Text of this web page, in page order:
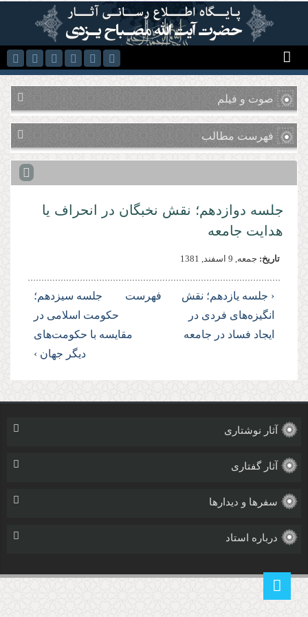
رفتن به محتوای اصلی
صوت و فیلم
فهرست مطالب
جلسه دوازدهم؛ نقش نخبگان در انحراف یا
هدایت جامعه
تاریخ: جمعه, 9 اسفند, 1381
‹ جلسه یازدهم؛ نقش
انگیزه‌های فردی در
ایجاد فساد در جامعه
فهرست
جلسه سیزدهم؛
حکومت اسلامی در
مقایسه با حکومت‌های
دیگر جهان ›
آثار نوشتاری
آثار گفتاری
سفرها و دیدارها
درباره استاد